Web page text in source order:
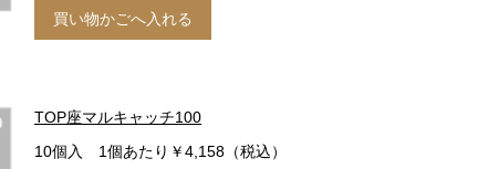
買い物かごへ入れる
TOP座マルキャッチ100
10個入 1個あたり￥4,158（税込）